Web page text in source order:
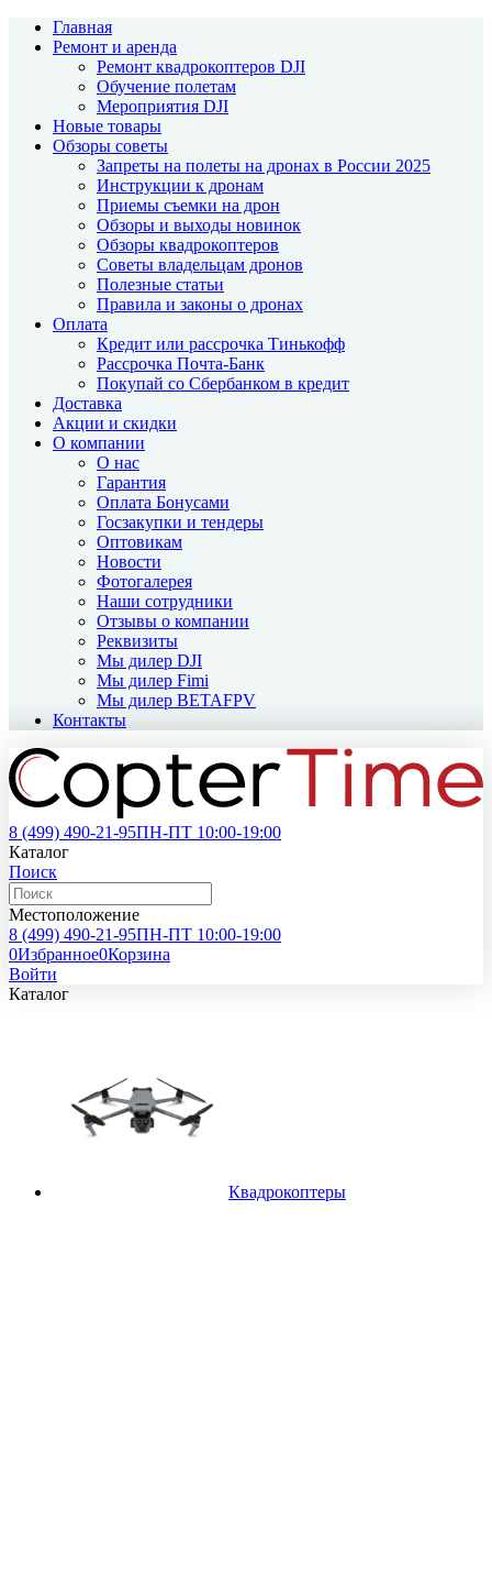
Главная
Ремонт и аренда
Ремонт квадрокоптеров DJI
Обучение полетам
Мероприятия DJI
Новые товары
Обзоры советы
Запреты на полеты на дронах в России 2025
Инструкции к дронам
Приемы съемки на дрон
Обзоры и выходы новинок
Обзоры квадрокоптеров
Советы владельцам дронов
Полезные статьи
Правила и законы о дронах
Оплата
Кредит или рассрочка Тинькофф
Рассрочка Почта-Банк
Покупай со Сбербанком в кредит
Доставка
Акции и скидки
О компании
О нас
Гарантия
Оплата Бонусами
Госзакупки и тендеры
Оптовикам
Новости
Фотогалерея
Наши сотрудники
Отзывы о компании
Реквизиты
Мы дилер DJI
Мы дилер Fimi
Мы дилер BETAFPV
Контакты
8 (499) 490-21-95ПН-ПТ 10:00-19:00
Каталог
Поиск
Местоположение
8 (499) 490-21-95ПН-ПТ 10:00-19:00
0Избранное0Корзина
Войти
Каталог
Квадрокоптеры